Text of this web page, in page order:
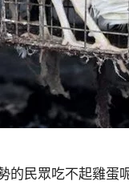
民眾吃不起雞蛋